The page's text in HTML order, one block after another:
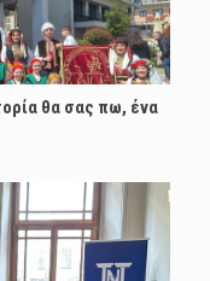
θα σας πω, ένα